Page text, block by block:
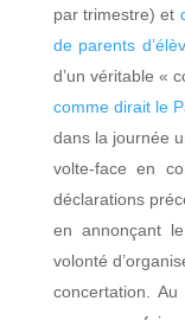
par trimestre) et
de parents
d’un véritable «
comme dirait le
dans la journée
volte-face en
déclarations
en annonçant
volonté
concertation.